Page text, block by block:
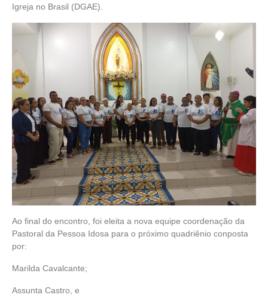
Igreja no Brasil (DGAE).
Ao final do encontro, foi eleita a nova equipe coordenação da
Pastoral da Pessoa Idosa para o próximo quadriênio conposta
por:
Marilda Cavalcante;
Assunta Castro, e